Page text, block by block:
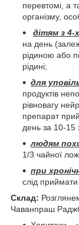
перевтомі, а
організму,
дітям з 4-
на день
рідиною або
рідині;
для
продуктів
рівновагу
препарат
день за 10-15
людям
1/3 чайної
при
слід
Склад:
Чаванпраш